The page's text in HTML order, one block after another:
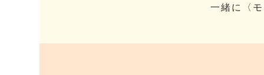
一緒に〈